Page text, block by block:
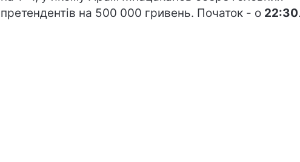
претендентів на 500 000 гривень. Початок - о 22:30